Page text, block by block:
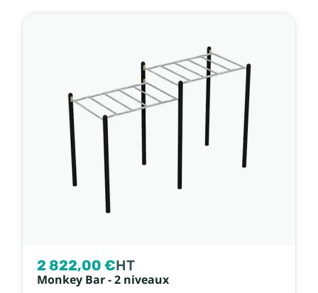
2 822,00 €HT
Monkey Bar - 2 niveaux